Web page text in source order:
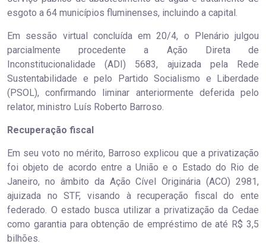
esgoto a 64 municípios fluminenses, incluindo a capital.
Em sessão virtual concluída em 20/4, o Plenário julgou
parcialmente procedente a Ação Direta de
Inconstitucionalidade (ADI) 5683, ajuizada pela Rede
Sustentabilidade e pelo Partido Socialismo e Liberdade
(PSOL), confirmando liminar anteriormente deferida pelo
relator, ministro Luís Roberto Barroso.
Recuperação fiscal
Em seu voto no mérito, Barroso explicou que a privatização
foi objeto de acordo entre a União e o Estado do Rio de
Janeiro, no âmbito da Ação Cível Originária (ACO) 2981,
ajuizada no STF, visando à recuperação fiscal do ente
federado. O estado busca utilizar a privatização da Cedae
como garantia para obtenção de empréstimo de até R$ 3,5
bilhões.